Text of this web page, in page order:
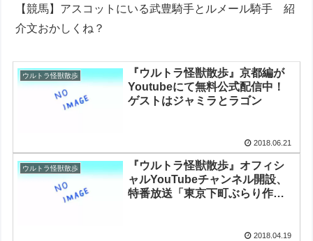
【競馬】アスコットにいる武豊騎手とルメール騎手 紹
介文おかしくね？
ウルトラ怪獣散歩
『ウルトラ怪獣散歩』京都編が
Youtubeにて無料公式配信中！
ゲストはジャミラとラゴン
2018.06.21
ウルトラ怪獣散歩
『ウルトラ怪獣散歩』オフィシ
ャルYouTubeチャンネル開設、
特番放送「東京下町ぶらり作
2018.04.19